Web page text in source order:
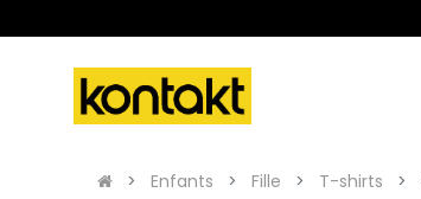
Enfants Fille T-shirts